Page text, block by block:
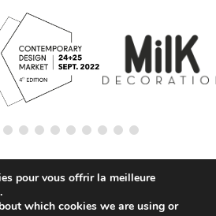
pour vous offrir la meilleure
which cookies we are using or